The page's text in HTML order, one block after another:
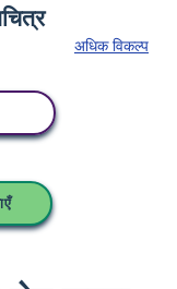
अधिक विकल्प